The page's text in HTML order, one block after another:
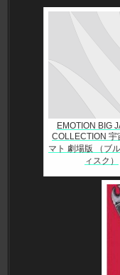
EMOTION BIG
COLLECTION 宇
マト 劇場版 （ブ
ィスク）